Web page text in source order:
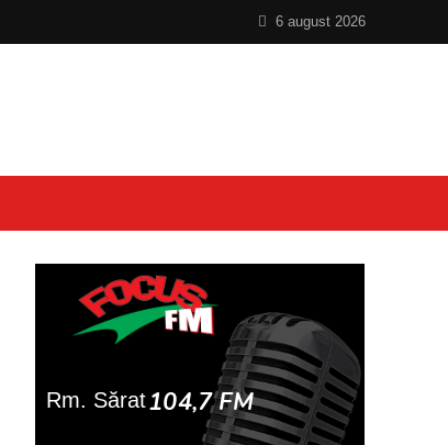
6 august 2026